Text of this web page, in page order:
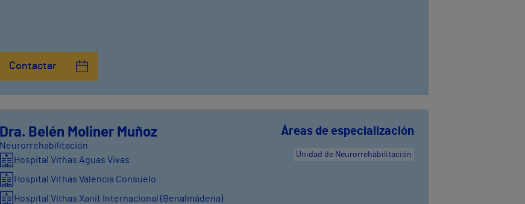
Contactar
Dra. Belén Moliner Muñoz
Neurorrehabilitación
Hospital Vithas Aguas Vivas
Hospital Vithas Valencia Consuelo
Hospital Vithas Xanit Internacional (Benalmádena)
Áreas de especialización
Unidad de Neurorrehabilitación